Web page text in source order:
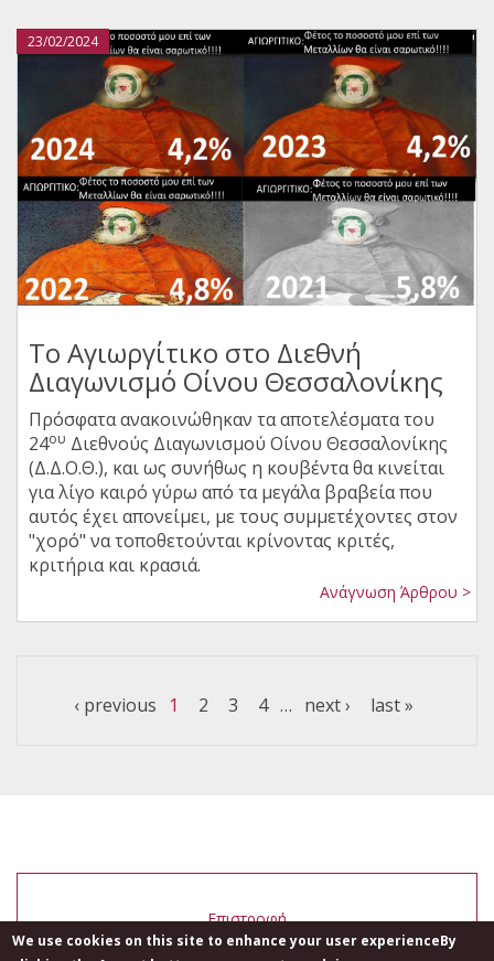
23/02/2024
Το Αγιωργίτικο στο Διεθνή
Διαγωνισμό Οίνου Θεσσαλονίκης
Πρόσφατα ανακοινώθηκαν τα αποτελέσματα του
24ου Διεθνούς Διαγωνισμού Οίνου Θεσσαλονίκης
(Δ.Δ.Ο.Θ.), και ως συνήθως η κουβέντα θα κινείται
για λίγο καιρό γύρω από τα μεγάλα βραβεία που
αυτός έχει απονείμει, με τους συμμετέχοντες στον
"χορό" να τοποθετούνται κρίνοντας κριτές,
κριτήρια και κρασιά.
Ανάγνωση Άρθρου >
‹ previous 1 2 3 4 … next › last »
Επιστροφή
We use cookies on this site to enhance your user experienceBy